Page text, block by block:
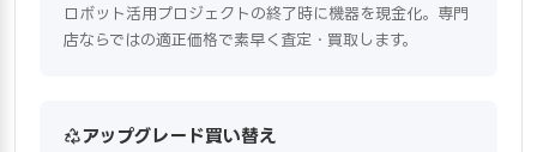
ロボット活用プロジェクトの終了時に機器を現金化。専門
店ならではの適正価格で素早く査定・買取します。
アップグレード買い替え